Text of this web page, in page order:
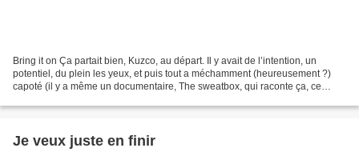
Bring it on Ça partait bien, Kuzco, au départ. Il y avait de l’intention, un
potentiel, du plein les yeux, et puis tout a méchamment (heureusement ?)
capoté (il y a même un documentaire, The sweatbox, qui raconte ça, ce
Je veux juste en finir